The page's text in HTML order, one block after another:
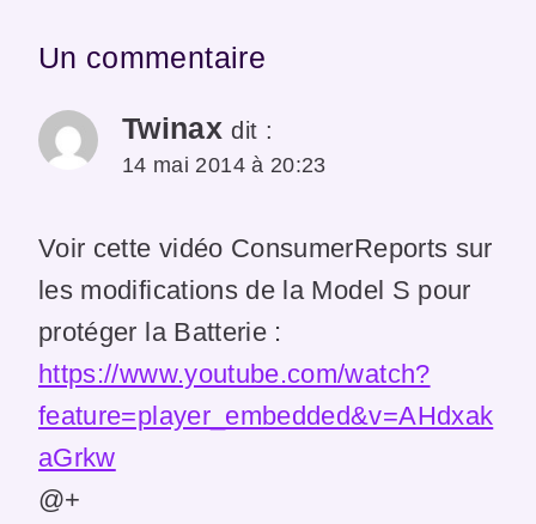
Un commentaire
Twinax dit :
14 mai 2014 à 20:23
Voir cette vidéo ConsumerReports sur
les modifications de la Model S pour
protéger la Batterie :
https://www.youtube.com/watch?
feature=player_embedded&v=AHdxak
aGrkw
@+